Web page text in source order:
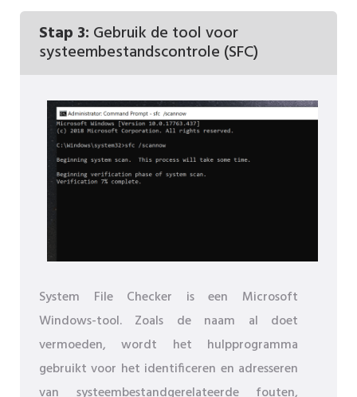
Stap 3: Gebruik de tool voor
systeembestandscontrole (SFC)
System File Checker is een Microsoft
Windows-tool. Zoals de naam al doet
vermoeden, wordt het hulpprogramma
gebruikt voor het identificeren en adresseren